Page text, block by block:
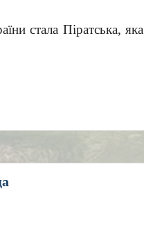
стала Піратська, яка